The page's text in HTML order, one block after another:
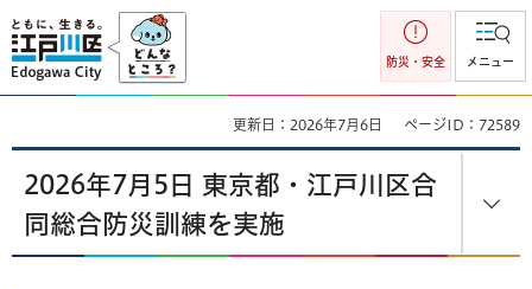
江戸川区
防災・安全 メニュー
更新日：2026年7月6日 ページID：72589
2026年7月5日 東京都・江戸川区合
同総合防災訓練を実施